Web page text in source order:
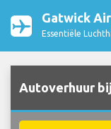
Gatwick
Essentiële
Autoverhuur